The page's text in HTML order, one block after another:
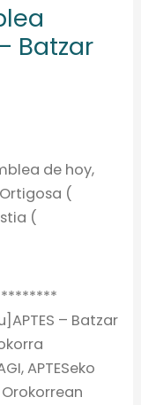
Batzar
de hoy,
(
(
– Batzar
APTESeko